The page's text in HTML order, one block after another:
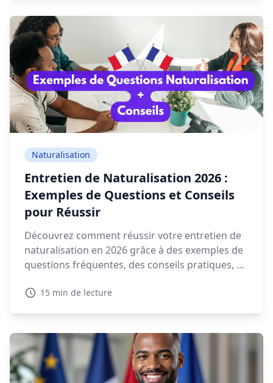
Naturalisation
Entretien de Naturalisation 2026 :
Exemples de Questions et Conseils
pour Réussir
Découvrez comment réussir votre entretien de
naturalisation en 2026 grâce à des exemples de
questions fréquentes, des conseils pratiques, et
15 min de lecture